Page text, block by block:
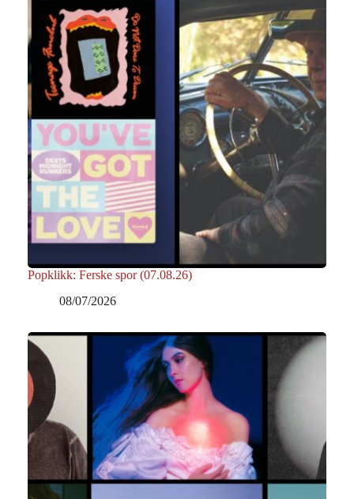
Popklikk: Ferske spor (07.08.26)
08/07/2026